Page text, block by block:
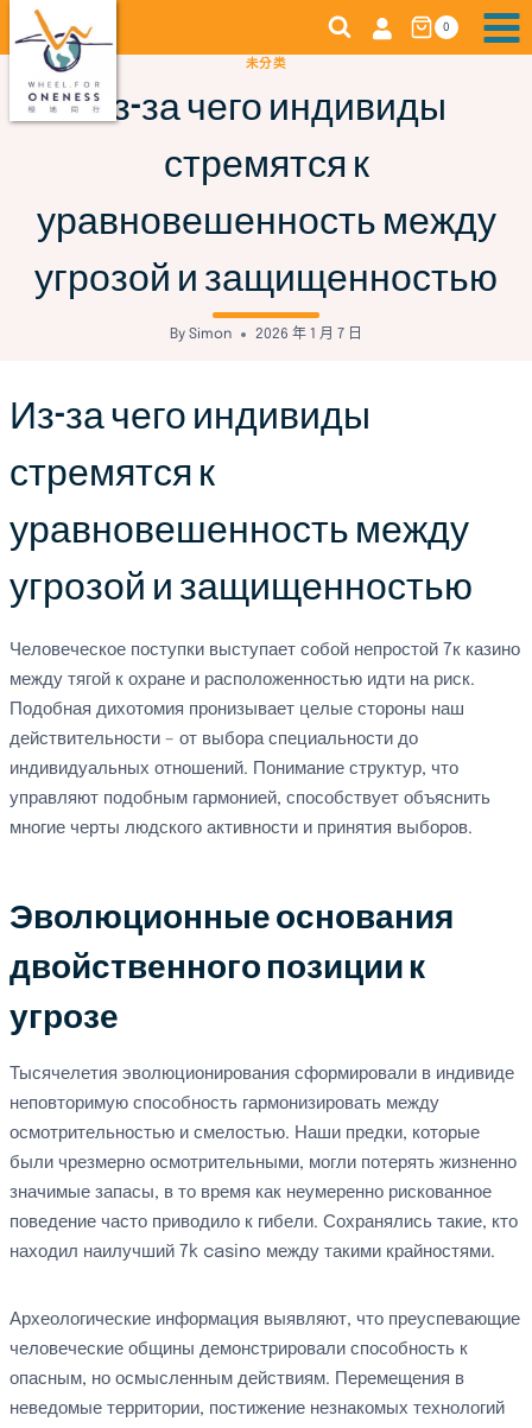
to
content
0
未分类
Из-за чего индивиды
стремятся к
уравновешенность между
угрозой и защищенностью
By Simon 2026 年 1 月 7 日
Из-за чего индивиды
стремятся к
уравновешенность между
угрозой и защищенностью
Человеческое поступки выступает собой непростой 7к казино
между тягой к охране и расположенностью идти на риск.
Подобная дихотомия пронизывает целые стороны наш
действительности – от выбора специальности до
индивидуальных отношений. Понимание структур, что
управляют подобным гармонией, способствует объяснить
многие черты людского активности и принятия выборов.
Эволюционные основания
двойственного позиции к
угрозе
Тысячелетия эволюционирования сформировали в индивиде
неповторимую способность гармонизировать между
осмотрительностью и смелостью. Наши предки, которые
были чрезмерно осмотрительными, могли потерять жизненно
значимые запасы, в то время как неумеренно рискованное
поведение часто приводило к гибели. Сохранялись такие, кто
находил наилучший 7k casino между такими крайностями.
Археологические информация выявляют, что преуспевающие
человеческие общины демонстрировали способность к
опасным, но осмысленным действиям. Перемещения в
неведомые территории, постижение незнакомых технологий